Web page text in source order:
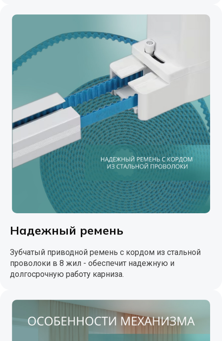
Надежный ремень
Зубчатый приводной ремень с кордом из стальной
проволоки в 8 жил - обеспечит надежную и
долгосрочную работу карниза.